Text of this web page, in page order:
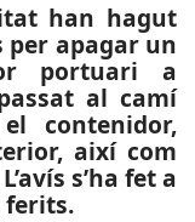
han hagut
per apagar un
portuari a
al camí
contenidor,
així com
s’ha fet a
ferits.